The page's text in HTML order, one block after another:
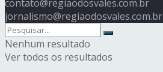
contato@regiaodosvales.com.br
jornalismo@regiaodosvales.com.br
Nenhum resultado
Ver todos os resultados